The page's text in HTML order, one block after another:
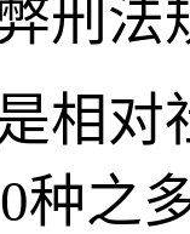
刑
相
种之